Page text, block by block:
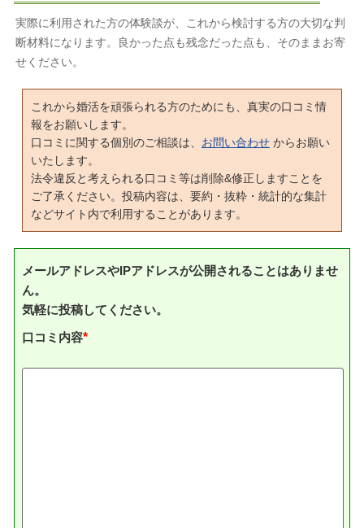
実際に利用された方の体験談が、これから検討する方の大切な判
断材料になります。良かった点も残念だった点も、そのままお寄
せください。
これから婚活を頑張られる方のためにも、真実の口コミ情
報をお願いします。
口コミに関する個別のご相談は、 お問い合わせ からお願い
いたします。
法令違反と考えられる口コミ等は削除&修正しますことを
ご了承ください。投稿内容は、要約・抜粋・統計的な集計
などサイト内で利用することがあります。
メールアドレスやIPアドレスが公開されることはありませ
ん。
気軽に投稿してください。
口コミ内容*